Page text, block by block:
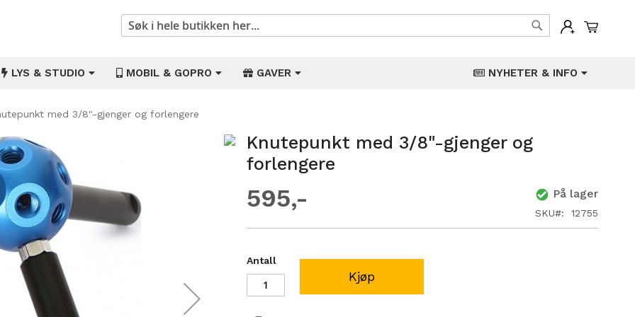
Min
Søk
LYS & STUDIO MOBIL & GOPRO GAVER NYHETER & INFO
med 3/8"-gjenger og forlengere
Knutepunkt med 3/8"-gjenger og
forlengere
595 På lager
SKU 12755
Antall
Kjøp
Gå
begynnelsen
bildegalleri